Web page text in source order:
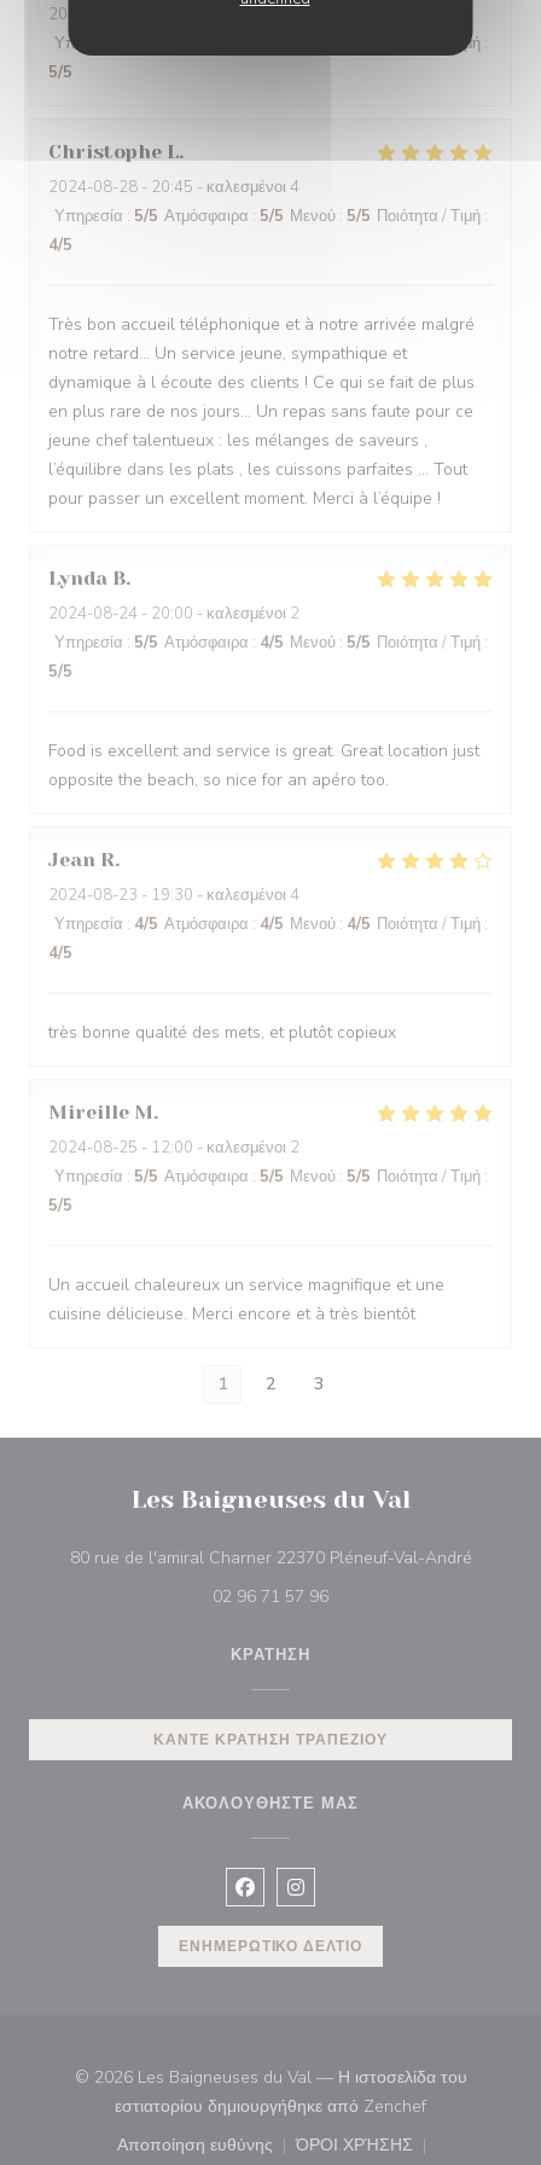
2024-08-31
Υπηρεσία
Ποιότητα / Τιμή :
5/5
Christophe L
2024-08-28 - 20:45 - καλεσμένοι 4
Υπηρεσία : 5/5 Ατμόσφαιρα : 5/5 Μενού : 5/5 Ποιότητα / Τιμή :
4/5
Très bon accueil téléphonique et à notre arrivée malgré
notre retard… Un service jeune, sympathique et
dynamique à l écoute des clients ! Ce qui se fait de plus
en plus rare de nos jours… Un repas sans faute pour ce
jeune chef talentueux : les mélanges de saveurs ,
l’équilibre dans les plats , les cuissons parfaites … Tout
pour passer un excellent moment. Merci à l’équipe !
Lynda B
2024-08-24 - 20:00 - καλεσμένοι 2
Υπηρεσία : 5/5 Ατμόσφαιρα : 4/5 Μενού : 5/5 Ποιότητα / Τιμή :
5/5
Food is excellent and service is great. Great location just
opposite the beach, so nice for an apéro too.
Jean R
2024-08-23 - 19:30 - καλεσμένοι 4
Υπηρεσία : 4/5 Ατμόσφαιρα : 4/5 Μενού : 4/5 Ποιότητα / Τιμή :
4/5
très bonne qualité des mets, et plutôt copieux
Mireille M
2024-08-25 - 12:00 - καλεσμένοι 2
Υπηρεσία : 5/5 Ατμόσφαιρα : 5/5 Μενού : 5/5 Ποιότητα / Τιμή :
5/5
Un accueil chaleureux un service magnifique et une
cuisine délicieuse. Merci encore et à très bientôt
1 2 3
Les Baigneuses du Val
80 rue de l'amiral Charner 22370 Pléneuf-Val-André
02 96 71 57 96
ΚΡΆΤΗΣΗ
ΚΆΝΤΕ ΚΡΆΤΗΣΗ ΤΡΑΠΕΖΙΟΎ
ΑΚΟΛΟΥΘΉΣΤΕ ΜΑΣ
Facebook ((ανοίγει σε νέο
Instagram ((ανοίγει σε νέο
ΕΝΗΜΕΡΩΤΙΚΌ ΔΕΛΤΊΟ
© 2026 Les Baigneuses du Val — Η ιστοσελίδα του
εστιατορίου δημιουργήθηκε από Zenchef((ανοίγει σε
Αποποίηση ευθύνης
((ανοίγει σε νέο παράθυρο))
ΌΡΟΙ ΧΡΉΣΗΣ
((ανοίγει σε νέο